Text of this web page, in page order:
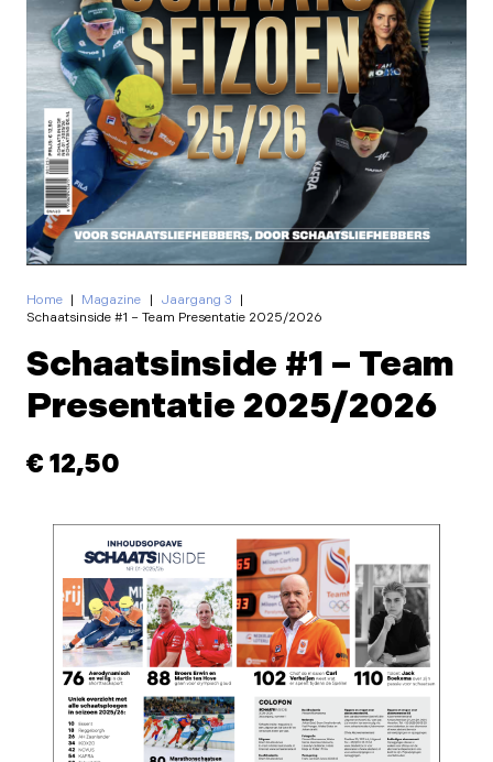
Home | Magazine | Jaargang 3 |
Schaatsinside #1 – Team Presentatie 2025/2026
Schaatsinside #1 – Team
Presentatie 2025/2026
€ 12,50